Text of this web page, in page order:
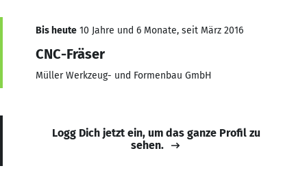
Bis heute 10 Jahre und 6 Monate, seit März 2016
CNC-Fräser
Müller Werkzeug- und Formenbau GmbH
Logg Dich jetzt ein, um das ganze Profil zu
sehen.